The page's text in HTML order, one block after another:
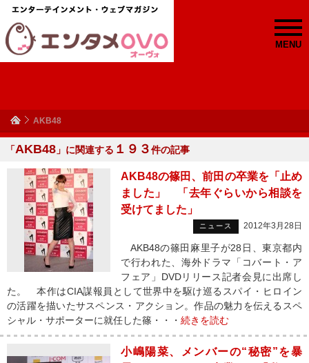
MENU
AKB48
「AKB48 」に関連する １９３件の記事
AKB48の篠田、前田の卒業を「止め
ました」 「去年ぐらいから相談を
受けてました」
ニュース 2012年3月28日
AKB48の篠田麻里子が28日、東京都内
で行われた、海外ドラマ「コバート・ア
フェア」DVDリリース記者会見に出席し
た。 本作はCIA謀報員として世界中を駆け巡るスパイ・ヒロイン
の活躍を描いたサスペンス・アクション。作品の魅力を伝えるスペ
シャル・サポーターに就任した篠・・・ 続きを読む
小嶋陽菜、メンバーの“秘密”を暴